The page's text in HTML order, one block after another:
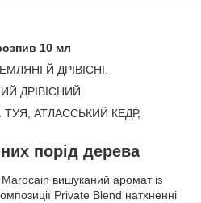
10 мл
Й ДРІВІСНІ.
ДРІВІСНИЙ
АТЛАССЬКИЙ КЕДР,
порід дерева
вишуканий аромат із
Private Blend натхненні